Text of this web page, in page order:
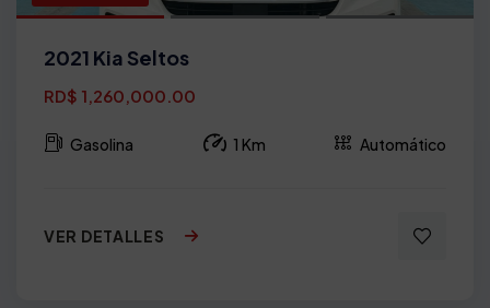
2021 Kia Seltos
RD$ 1,260,000.00
Gasolina 1 Km Automático
VER DETALLES